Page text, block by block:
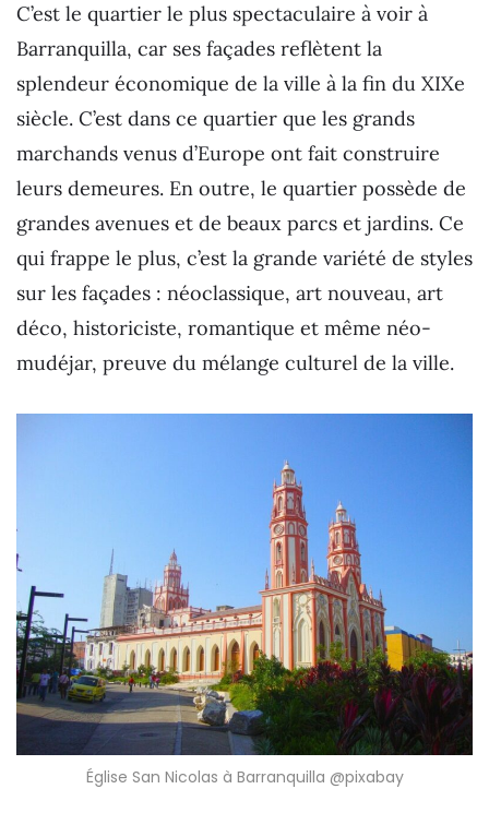
C’est le quartier le plus spectaculaire à voir à
Barranquilla, car ses façades reflètent la
splendeur économique de la ville à la fin du XIXe
siècle. C’est dans ce quartier que les grands
marchands venus d’Europe ont fait construire
leurs demeures. En outre, le quartier possède de
grandes avenues et de beaux parcs et jardins. Ce
qui frappe le plus, c’est la grande variété de styles
sur les façades : néoclassique, art nouveau, art
déco, historiciste, romantique et même néo-
mudéjar, preuve du mélange culturel de la ville.
Église San Nicolas à Barranquilla @pixabay